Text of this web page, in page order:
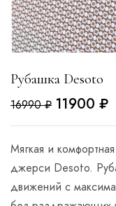
Рубашка Desoto
16990₽ 11900 ₽
Мягкая и
джерси Desoto.
движений с